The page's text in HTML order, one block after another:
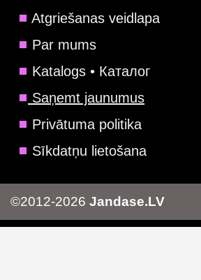
Atgriešanas veidlapa
Par mums
Katalogs • Каталог
Saņemt jaunumus
Privātuma politika
Sīkdatņu lietošana
©2012-2026 Jandase.LV